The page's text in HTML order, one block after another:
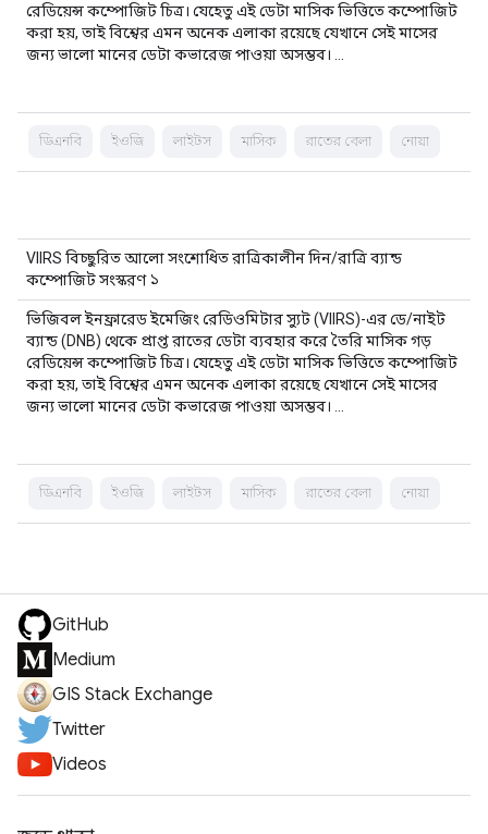
রেডিয়েন্স কম্পোজিট চিত্র। যেহেতু এই ডেটা মাসিক ভিত্তিতে কম্পোজিট
করা হয়, তাই বিশ্বের এমন অনেক এলাকা রয়েছে যেখানে সেই মাসের
জন্য ভালো মানের ডেটা কভারেজ পাওয়া অসম্ভব। …
ডিএনবি ইওজি লাইটস মাসিক রাতের বেলা নোয়া
VIIRS বিচ্ছুরিত আলো সংশোধিত রাত্রিকালীন দিন/রাত্রি ব্যান্ড
কম্পোজিট সংস্করণ ১
ভিজিবল ইনফ্রারেড ইমেজিং রেডিওমিটার স্যুট (VIIRS)-এর ডে/নাইট
ব্যান্ড (DNB) থেকে প্রাপ্ত রাতের ডেটা ব্যবহার করে তৈরি মাসিক গড়
রেডিয়েন্স কম্পোজিট চিত্র। যেহেতু এই ডেটা মাসিক ভিত্তিতে কম্পোজিট
করা হয়, তাই বিশ্বের এমন অনেক এলাকা রয়েছে যেখানে সেই মাসের
জন্য ভালো মানের ডেটা কভারেজ পাওয়া অসম্ভব। …
ডিএনবি ইওজি লাইটস মাসিক রাতের বেলা নোয়া
GitHub
Medium
GIS Stack Exchange
Twitter
Videos